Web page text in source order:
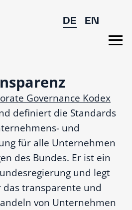
DE EN
Governance Kodex
definiert die Standards
und
für alle Unternehmen
des Bundes. Er ist ein
und legt
das transparente und
von Unternehmen